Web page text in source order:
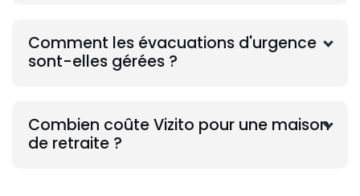
Comment les évacuations d'urgence
sont-elles gérées ?
Combien coûte Vizito pour une maison
de retraite ?